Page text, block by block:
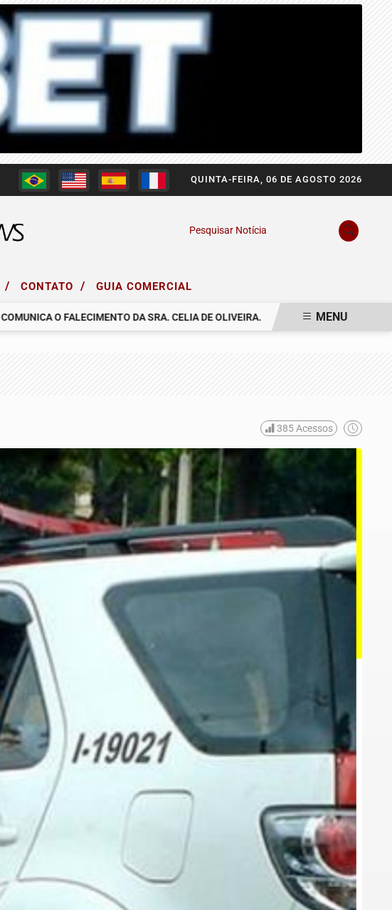
QUINTA-FEIRA, 06 DE AGOSTO 2026
Pesquisar Notícia
/ CONTATO / GUIA COMERCIAL
O FALECIMENTO DA SRA. CELIA DE OLIVEIRA. COMUNICAMOS OMENU
385Acessos